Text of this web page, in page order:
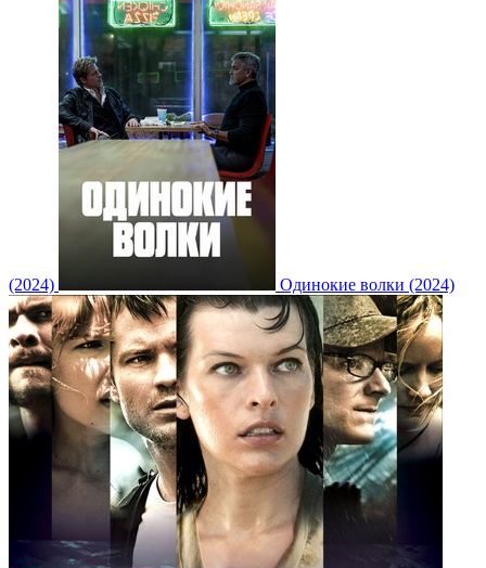
(2024) Одинокие волки (2024)